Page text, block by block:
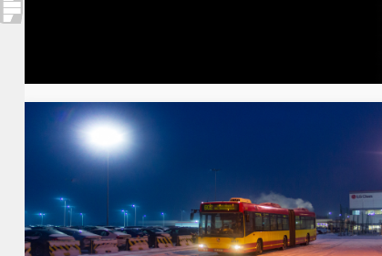
węzły przesiadkowe pl.